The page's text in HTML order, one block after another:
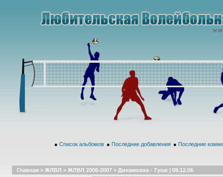
● Список альбомов ● Последние добавления ● Последние
Главная > ЖЛВЛ > ЖЛВЛ 2006-2007 > Динамовка - Туше | 09.12.06